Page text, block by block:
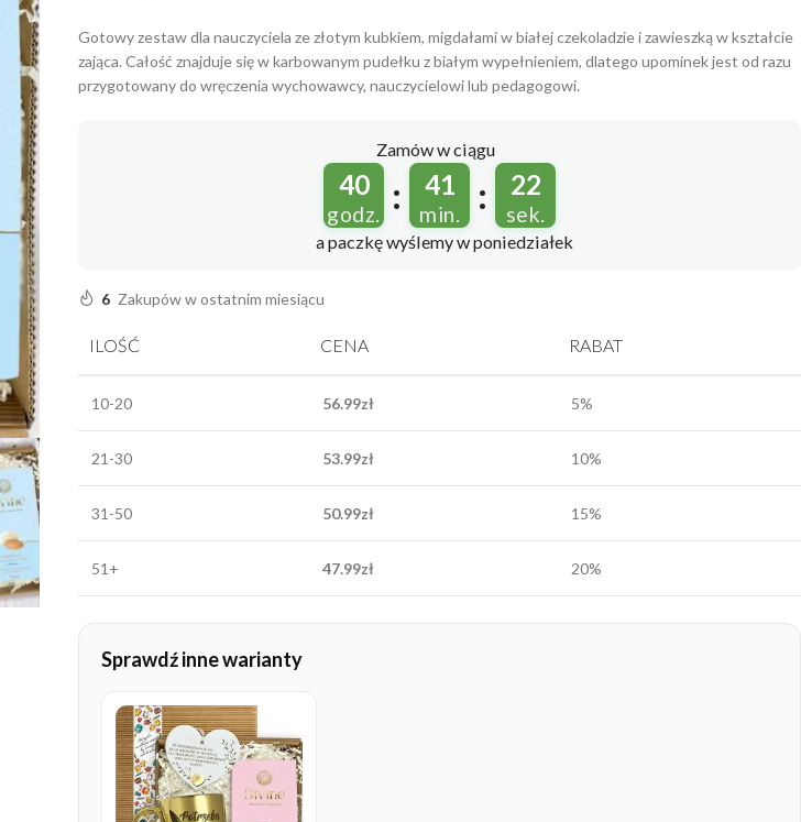
Gotowy zestaw dla nauczyciela ze złotym kubkiem, migdałami w białej czekoladzie i zawieszką w kształcie
zająca. Całość znajduje się w karbowanym pudełku z białym wypełnieniem, dlatego upominek jest od razu
przygotowany do wręczenia wychowawcy, nauczycielowi lub pedagogowi.
Zamów w ciągu
40
godz. : 41
min. : 21
sek.
a paczkę wyślemyw poniedziałek
6 Zakupów w ostatnim miesiącu
ILOŚĆ CENA RABAT
10-20 56.99zł 5%
21-30 53.99zł 10%
31-50 50.99zł 15%
51+ 47.99zł 20%
Sprawdź inne warianty